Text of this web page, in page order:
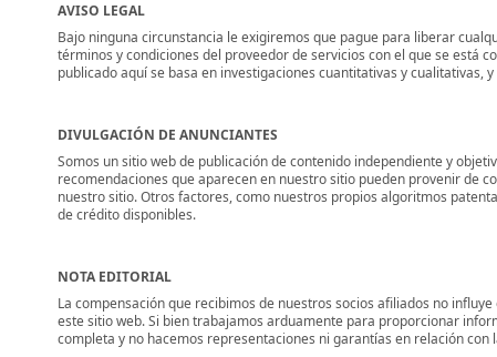
AVISO LEGAL
Bajo ninguna circunstancia le exigiremos que pague para liberar
términos y condiciones del proveedor de servicios con el que se está
publicado aquí se basa en investigaciones cuantitativas y
DIVULGACIÓN DE ANUNCIANTES
Somos un sitio web de publicación de contenido independiente y
recomendaciones que aparecen en nuestro sitio pueden provenir de
nuestro sitio. Otros factores, como nuestros propios algoritmos
de crédito disponibles.
NOTA EDITORIAL
La compensación que recibimos de nuestros socios afiliados no
este sitio web. Si bien trabajamos arduamente para proporcionar
completa y no hacemos representaciones ni garantías en relación